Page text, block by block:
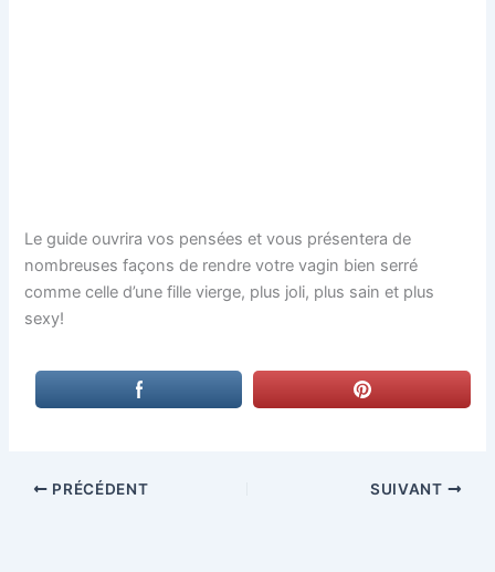
Le guide ouvrira vos pensées et vous présentera de
nombreuses façons de rendre votre vagin bien serré
comme celle d’une fille vierge, plus joli, plus sain et plus
sexy!
PRÉCÉDENT SUIVANT